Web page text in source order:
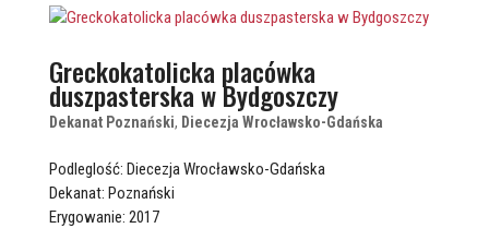
Greckokatolicka placówka
duszpasterska w Bydgoszczy
Dekanat Poznański, Diecezja Wrocławsko-Gdańska
Podleglość: Diecezja Wrocławsko-Gdańska
Dekanat: Poznański
Erygowanie: 2017